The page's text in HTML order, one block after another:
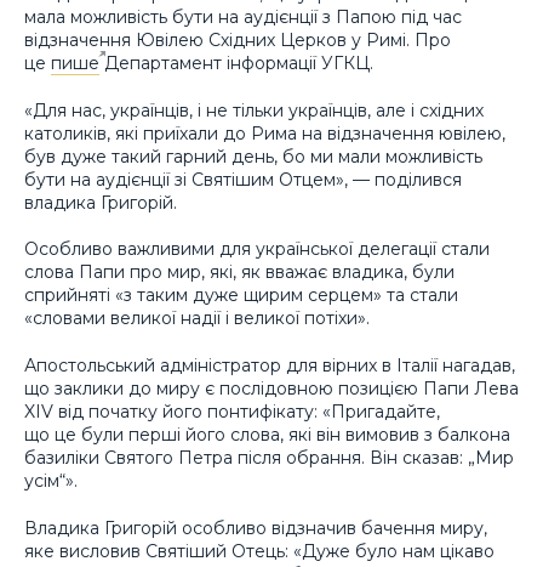
мала можливість бути на аудієнції з Папою під час
відзначення Ювілею Східних Церков у Римі. Про
це пишеДепартамент інформації УГКЦ.
«Для нас, українців, і не тільки українців, але і східних
католиків, які приїхали до Рима на відзначення ювілею,
був дуже такий гарний день, бо ми мали можливість
бути на аудієнції зі Святішим Отцем», — поділився
владика Григорій.
Особливо важливими для української делегації стали
слова Папи про мир, які, як вважає владика, були
сприйняті «з таким дуже щирим серцем» та стали
«словами великої надії і великої потіхи».
Апостольський адміністратор для вірних в Італії нагадав,
що заклики до миру є послідовною позицією Папи Лева
XIV від початку його понтифікату: «Пригадайте,
що це були перші його слова, які він вимовив з балкона
базиліки Святого Петра після обрання. Він сказав: „Мир
усім“».
Владика Григорій особливо відзначив бачення миру,
яке висловив Святіший Отець: «Дуже було нам цікаво